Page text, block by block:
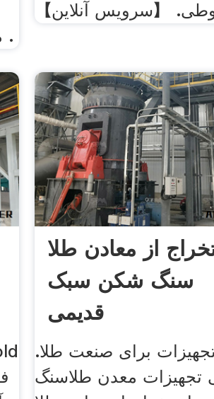
معادن اما در جدال سخت برای .
【سرویس آنلاین】
از معادن طلا
سنگ شکن سبک
قدیمی
برای صنعت طلا.
تجهیزات معدن طلاسنگ